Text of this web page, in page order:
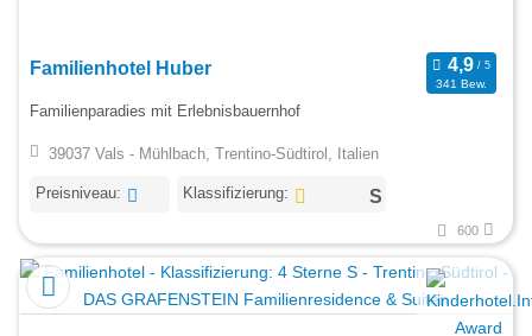
Familienhotel Huber
341 Bew.
Familienparadies mit Erlebnisbauernhof
39037 Vals - Mühlbach, Trentino-Südtirol, Italien
Preisniveau: Klassifizierung:
600